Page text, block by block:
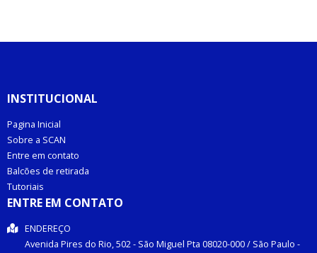
INSTITUCIONAL
Pagina Inicial
Sobre a SCAN
Entre em contato
Balcões de retirada
Tutoriais
ENTRE EM CONTATO
ENDEREÇO
Avenida Pires do Rio, 502 - São Miguel Pta 08020-000/ São Paulo -